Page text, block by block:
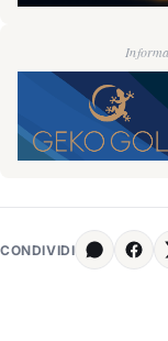
CONDIVIDI